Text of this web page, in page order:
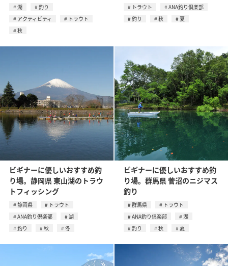
湖
釣り
アクティビティ
トラウト
秋
トラウト
ANA釣り倶楽部
釣り
秋 夏
ビギナーに優しいおすすめ釣
り場。静岡県 東山湖のトラウ
トフィッシング
静岡県
トラウト
ANA釣り倶楽部
湖
釣り
秋 冬
ビギナーに優しいおすすめ釣
り場。群馬県 菅沼のニジマス
釣り
群馬県
トラウト
ANA釣り倶楽部
湖
釣り
秋 夏